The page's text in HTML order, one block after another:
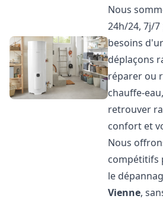
Nous
24h/24, 7j/
besoins
déplaçons
réparer ou
chauffe-
retrouver
confort et
Nous
compétitifs
le
Vienne,